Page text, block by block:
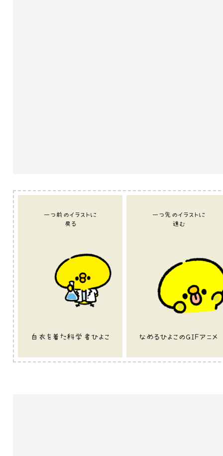
一つ前のイラストに
戻る
白衣を着た科学者ひよこ
一つ先のイラストに
進む
なめるひよこのGIFアニメ